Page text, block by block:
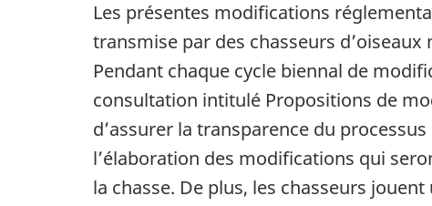
Les présentes modifications
transmise par des chasseurs
Pendant chaque cycle biennal de
consultation intitulé Propositions de
d’assurer la transparence du
l’élaboration des modifications qui
la chasse. De plus, les chasseurs